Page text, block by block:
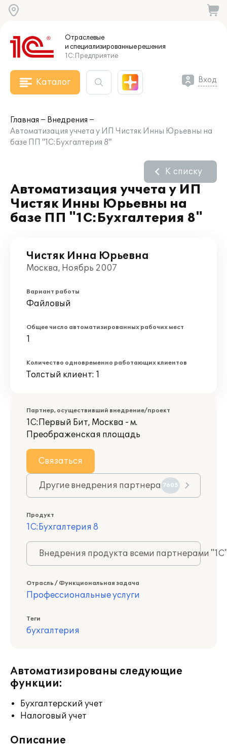
Отраслевые
и специализированныерешения
1С:Предприятие
Каталог Вход
Главная
Внедрения
Автоматизация уччета у ИП Чистяк Инны Юрьевны на
базе ПП "1С:Бухгалтерия 8"
Автоматизация уччета у ИП
Чистяк Инны Юрьевны на
базе ПП "1С:Бухгалтерия 8"
К списку
Чистяк Инна Юрьевна
Москва, Ноябрь 2007
Вариант работы
Файловый
Общее число автоматизированных рабочих мест
1
Количество одновременно работающих клиентов
Толстый клиент: 1
Партнер, осуществивший внедрение/проект
1С:Первый Бит, Москва - м.
Преображенская площадь
Связаться
Другие внедрения партнера 7605
Продукт
1С:Бухгалтерия 8
Внедрения продукта всеми партнерами
Отрасль / Функциональная задача
Профессиональные услуги
Теги
бухгалтерия
Автоматизированы следующие
функции:
Бухгалтерский учет
Налоговый учет
Описание